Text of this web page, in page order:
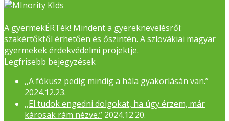
A gyermekÉRTék! Mindent a gyereknevelésről:
szakértőktől érhetően és őszintén. A szlovákiai magyar
gyermekek érdekvédelmi projektje.
Legfrisebb bejegyzések
,,A fókusz pedig mindig a hála gyakorlásán van.”
2024.12.23.
,,El tudok engedni dolgokat, ha úgy érzem, már
károsak rám nézve.” 2024.12.20.